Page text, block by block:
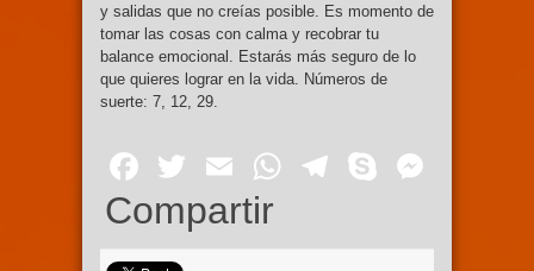
y salidas que no creías posible. Es momento de
tomar las cosas con calma y recobrar tu
balance emocional. Estarás más seguro de lo
que quieres lograr en la vida. Números de
suerte: 7, 12, 29.
Facebook
Twitter
EmailWhatsApp
Telegram
Skype
Compartir